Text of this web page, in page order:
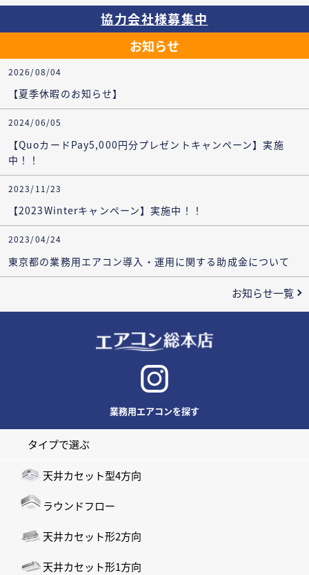
協力会社様募集中
お知らせ
2026/08/04
【夏季休暇のお知らせ】
2024/06/05
【QuoカードPay5,000円分プレゼントキャンペーン】実施
中！！
2023/11/23
【2023Winterキャンペーン】実施中！！
2023/04/24
東京都の業務用エアコン導入・運用に関する助成金について
お知らせ一覧
業務用エアコンを探す
タイプで選ぶ
天井カセット型4方向
ラウンドフロー
天井カセット形2方向
天井カセット形1方向